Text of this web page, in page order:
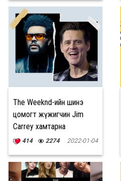
The Weeknd-ийн шинэ
цомогт жүжигчин Jim
Carrey хамтарна
414 2274 2022-01-04